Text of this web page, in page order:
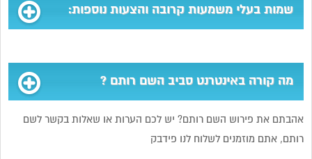
שמות בעלי משמעות קרובה והצעות נוספות:
מה קורה באינטרנט סביב השם רותם ?
אהבתם את פירוש השם רותם? יש לכם הערות או שאלות בקשר לשם
רותם, אתם מוזמנים לשלוח לנו פידבק